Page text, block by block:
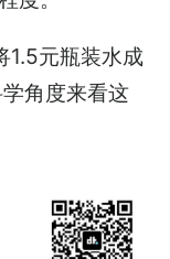
1.5元瓶装水成
角度来看这